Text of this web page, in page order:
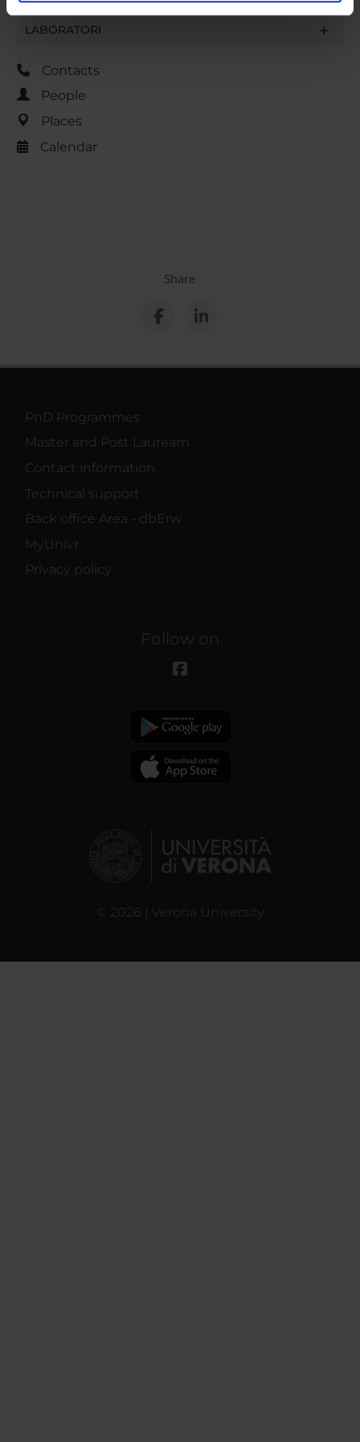
con altre informazioni che hai fornito loro o che hanno
raccolto dal tuo utilizzo dei loro servizi.
LABORATORI
Contacts
People
Places
Calendar
Share
PhD Programmes
Master and Post Lauream
Contact information
Technical support
Back office Area - dbErw
MyUnivr
Privacy policy
Follow on
© 2026 | Verona University